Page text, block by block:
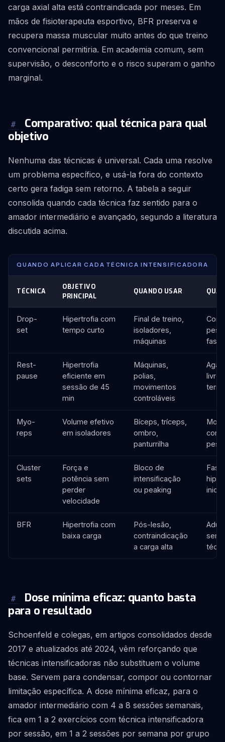
carga axial alta está contraindicada por meses. Em
mãos de fisioterapeuta esportivo, BFR preserva e
recupera massa muscular muito antes do que treino
convencional permitiria. Em academia comum, sem
supervisão, o desconforto e o risco superam o ganho
marginal.
#
Comparativo: qual técnica para qual
objetivo
Nenhuma das técnicas é universal. Cada uma resolve
um problema específico, e usá-la fora do contexto
certo gera fadiga sem retorno. A tabela a seguir
consolida quando cada técnica faz sentido para o
amador intermediário e avançado, segundo a literatura
discutida acima.
QUANDO APLICAR CADA TÉCNICA INTENSIFICADORA
TÉCNICA
OBJETIVO
PRINCIPAL
QUANDO USAR
Drop-
set
Hipertrofia com
tempo curto
Final de treino,
isoladores,
máquinas
fase
Rest-
pause
Hipertrofia
eficiente em
sessão de 45
min
Máquinas,
polias,
movimentos
controláveis
livre
terra
Myo-
reps
Volume efetivo
em isoladores
Bíceps, tríceps,
ombro,
panturrilha
Cluster
sets
Força e
potência sem
perder
velocidade
Bloco de
intensificação
ou peaking
BFR
Hipertrofia com
baixa carga
Pós-lesão,
contraindicação
a carga alta
sem
#
Dose mínima eficaz: quanto basta
para o resultado
Schoenfeld e colegas, em artigos consolidados desde
2017 e atualizados até 2024, vêm reforçando que
técnicas intensificadoras não substituem o volume
base. Servem para condensar, compor ou contornar
limitação específica. A dose mínima eficaz, para o
amador intermediário com 4 a 8 sessões semanais,
fica em 1 a 2 exercícios com técnica intensificadora
por sessão, em 1 a 2 sessões por semana por grupo